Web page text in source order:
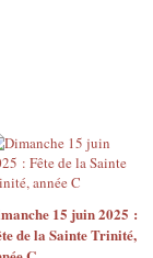
15 juin 2025 :
de la Sainte Trinité,